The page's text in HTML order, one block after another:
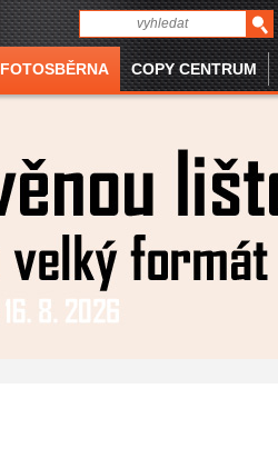
FOTOSBĚRNA COPY CENTRUM